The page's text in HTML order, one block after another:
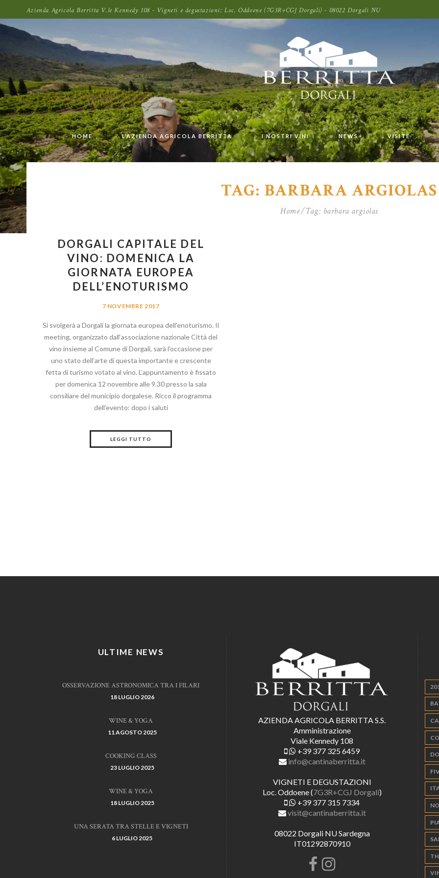
Azienda Agricola Berritta V.le Kennedy 108 - Vigneti e degustazioni: Loc. Oddoene (7G3R+CGJ Dorgali) - 08022 Dorgali NU
HOME L’AZIENDA AGRICOLA BERRITTA I NOSTRI VINI NEWS VISITE
TAG: BARBARA ARGIOLAS
Home Tag: barbara argiolas
DORGALI CAPITALE DEL
VINO: DOMENICA LA
GIORNATA EUROPEA
DELL’ENOTURISMO
7 NOVEMBRE 2017
Si svolgerà a Dorgali la giornata europea dell’enoturismo. Il
meeting, organizzato dall‘associazione nazionale Città del
vino insieme al Comune di Dorgali, sarà l’occasione per
uno stato dell’arte di questa importante e crescente
fetta di turismo votato al vino. L’appuntamento è fissato
per domenica 12 novembre alle 9.30 presso la sala
consiliare del municipio dorgalese. Ricco il programma
dell’evento: dopo i saluti
LEGGI TUTTO
ULTIME NEWS
OSSERVAZIONE ASTRONOMICA TRA I FILARI
18 LUGLIO 2026
WINE & YOGA
11 AGOSTO 2025
COOKING CLASS
23 LUGLIO 2025
WINE & YOGA
18 LUGLIO 2025
UNA SERATA TRA STELLE E VIGNETI
6 LUGLIO 2025
AZIENDA AGRICOLA BERRITTA S.S.
Amministrazione
Viale Kennedy 108
+39 377 325 6459
info@cantinaberritta.it
VIGNETI E DEGUSTAZIONI
Loc. Oddoene (7G3R+CGJ Dorgali)
+39 377 315 7334
visit@cantinaberritta.it
08022 Dorgali NU Sardegna
IT01292870910